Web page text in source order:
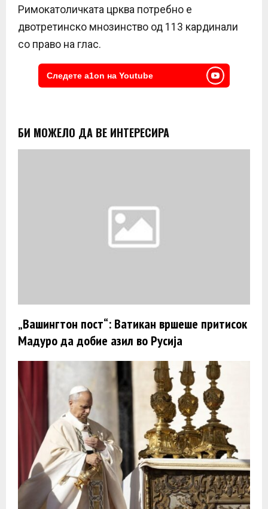
Римокатоличката црква потребно е
двотретинско мнозинство од 113 кардинали
со право на глас.
Следете a1on на Youtube
БИ МОЖЕЛО ДА ВЕ ИНТЕРЕСИРА
„Вашингтон пост“: Ватикан вршеше притисок
Мадуро да добие азил во Русија